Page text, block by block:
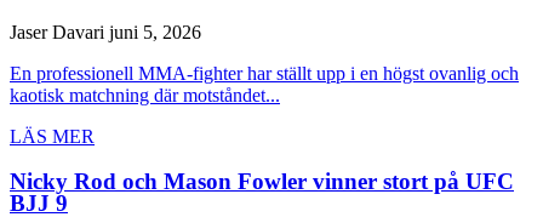
Jaser Davari juni 5, 2026
En professionell MMA-fighter har ställt upp i en högst ovanlig och
kaotisk matchning där motståndet...
LÄS MER
Nicky Rod och Mason Fowler vinner stort på UFC
BJJ 9